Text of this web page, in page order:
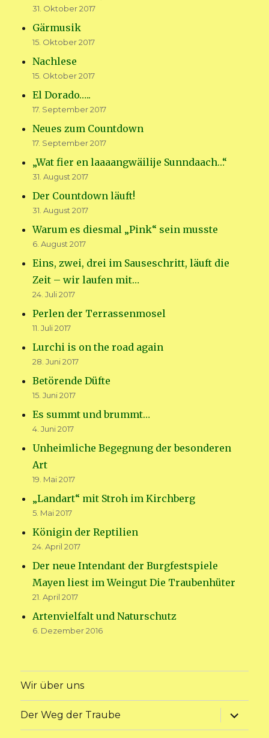
31. Oktober 2017
Gärmusik
15. Oktober 2017
Nachlese
15. Oktober 2017
El Dorado…..
17. September 2017
Neues zum Countdown
17. September 2017
„Wat fier en laaaangwäilije Sunndaach…“
31. August 2017
Der Countdown läuft!
31. August 2017
Warum es diesmal „Pink“ sein musste
6. August 2017
Eins, zwei, drei im Sauseschritt, läuft die
Zeit – wir laufen mit…
24. Juli 2017
Perlen der Terrassenmosel
11. Juli 2017
Lurchi is on the road again
28. Juni 2017
Betörende Düfte
15. Juni 2017
Es summt und brummt…
4. Juni 2017
Unheimliche Begegnung der besonderen
Art
19. Mai 2017
„Landart“ mit Stroh im Kirchberg
5. Mai 2017
Königin der Reptilien
24. April 2017
Der neue Intendant der Burgfestspiele
Mayen liest im Weingut Die Traubenhüter
21. April 2017
Artenvielfalt und Naturschutz
6. Dezember 2016
Wir über uns
Der Weg der Traube